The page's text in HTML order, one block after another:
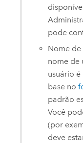
pode
Nome
nome de
usuário
base no
padrão
Você
(por
deve